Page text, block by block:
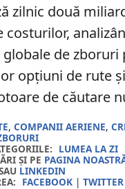
zilnic două
costurilor,
de zboruri
opţiuni de rute
de căutare
, COMPANII AERIENE,
LUMEA LA ZI
ȘI PE PAGINA
LINKEDIN
FACEBOOK| TWITTER